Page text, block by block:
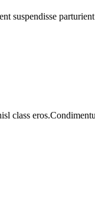
class